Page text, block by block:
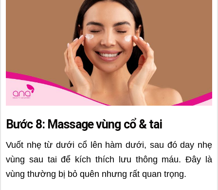
Bước 8: Massage vùng cổ & tai
Vuốt nhẹ từ dưới cổ lên hàm dưới, sau đó day nhẹ
vùng sau tai để kích thích lưu thông máu. Đây là
vùng thường bị bỏ quên nhưng rất quan trọng.